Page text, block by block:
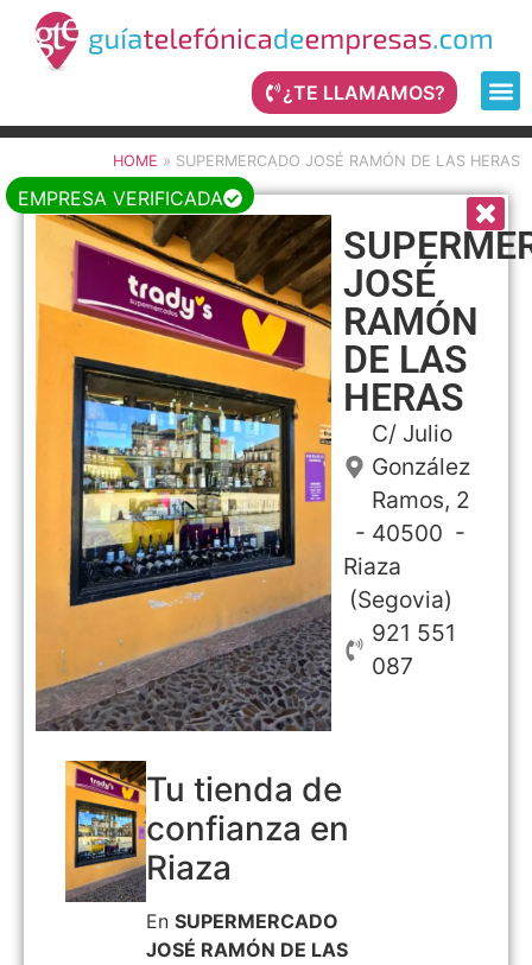
¿TE LLAMAMOS?
HOME » SUPERMERCADO JOSÉ RAMÓN DE LAS HERAS
EMPRESA VERIFICADA
JOSÉ
RAMÓN
DE LAS
HERAS
C/ Julio
González
Ramos, 2
- 40500 -
Riaza
(Segovia)
921 551
087
Tu tienda de
confianza en
Riaza
EnSUPERMERCADO
JOSÉ RAMÓN DE LAS